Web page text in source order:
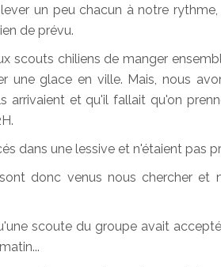
un peu chacun à notre
de prévu.
scouts chiliens de manger
une glace en ville. Mais, nous
arrivaient et qu'il fallait qu'on
dans une lessive et n'étaient pas
donc venus nous chercher et
scoute du groupe avait